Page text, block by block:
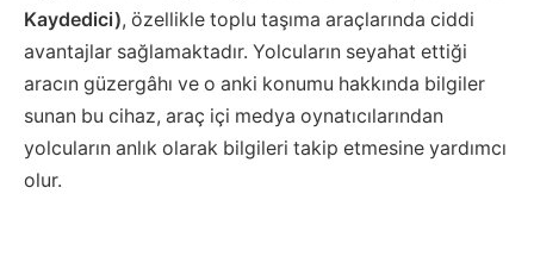
Kaydedici), özellikle toplu taşıma araçlarında ciddi
avantajlar sağlamaktadır. Yolcuların seyahat ettiği
aracın güzergâhı ve o anki konumu hakkında bilgiler
sunan bu cihaz, araç içi medya oynatıcılarından
yolcuların anlık olarak bilgileri takip etmesine yardımcı
olur.